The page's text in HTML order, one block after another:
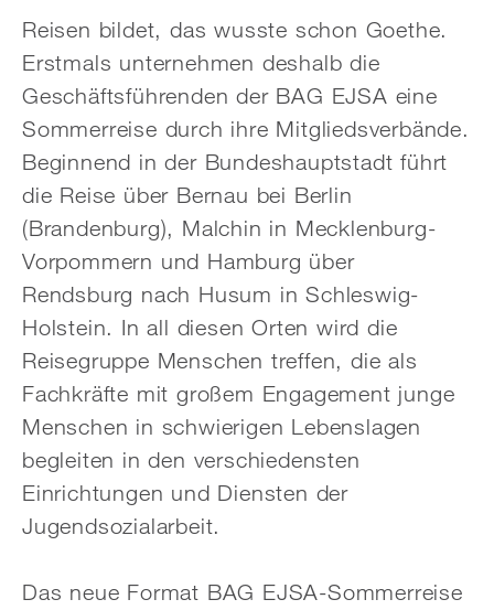
Reisen bildet, das wusste schon Goethe.
Erstmals unternehmen deshalb die
Geschäftsführenden der BAG EJSA eine
Sommerreise durch ihre Mitgliedsverbände.
Beginnend in der Bundeshauptstadt führt
die Reise über Bernau bei Berlin
(Brandenburg), Malchin in Mecklenburg-
Vorpommern und Hamburg über
Rendsburg nach Husum in Schleswig-
Holstein. In all diesen Orten wird die
Reisegruppe Menschen treffen, die als
Fachkräfte mit großem Engagement junge
Menschen in schwierigen Lebenslagen
begleiten in den verschiedensten
Einrichtungen und Diensten der
Jugendsozialarbeit.
Das neue Format BAG EJSA-Sommerreise